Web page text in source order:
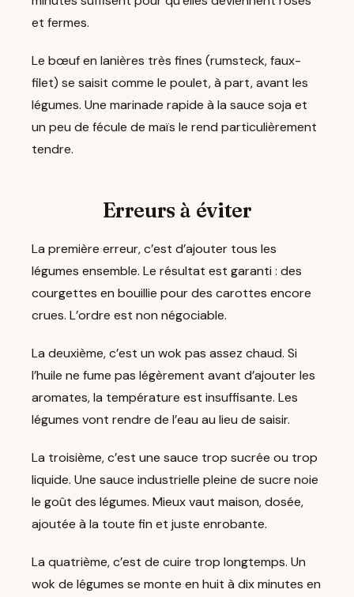
et fermes.
Le bœuf en lanières très fines (rumsteck, faux-
filet) se saisit comme le poulet, à part, avant les
légumes. Une marinade rapide à la sauce soja et
un peu de fécule de maïs le rend particulièrement
tendre.
Erreurs à éviter
La première erreur, c’est d’ajouter tous les
légumes ensemble. Le résultat est garanti : des
courgettes en bouillie pour des carottes encore
crues. L’ordre est non négociable.
La deuxième, c’est un wok pas assez chaud. Si
l’huile ne fume pas légèrement avant d’ajouter les
aromates, la température est insuffisante. Les
légumes vont rendre de l’eau au lieu de saisir.
La troisième, c’est une sauce trop sucrée ou trop
liquide. Une sauce industrielle pleine de sucre noie
le goût des légumes. Mieux vaut maison, dosée,
ajoutée à la toute fin et juste enrobante.
La quatrième, c’est de cuire trop longtemps. Un
wok de légumes se monte en huit à dix minutes en